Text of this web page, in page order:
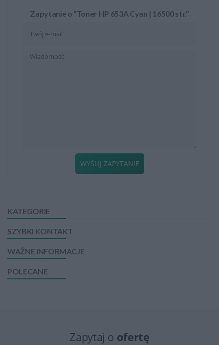
KATEGORIE
SZYBKI KONTAKT
WAŻNE INFORMACJE
POLECANE
Zapytanie o "Toner HP 653A Cyan | 16500 str."
WYŚLIJ ZAPYTANIE
Zapytaj o ofertę